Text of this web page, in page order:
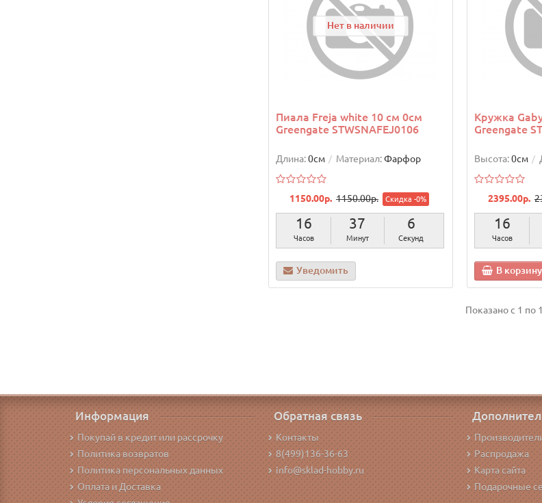
Нет в наличии
Пиала Freja white 10 см 0см
Greengate STWSNAFEJ0106
Длина:0см Материал:Фарфор
1150.00р. 1150.00р. Скидка -0%
16
Часов
37
Минут
5
Секунд
Уведомить
Кружка
Greengate
Высота:0см
2395.00р.
16
Часов
В корзину
Показано с 1 по
Информация
Покупай в кредит или рассрочку
Политика возвратов
Политика персональных данных
Оплата и Доставка
Обратная связь
Контакты
8(499)136-36-63
info@sklad-hobby.ru
Распродажа
Карта сайта
Подарочные